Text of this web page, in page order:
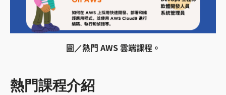
圖／熱門 AWS 雲端課程。
熱門課程介紹